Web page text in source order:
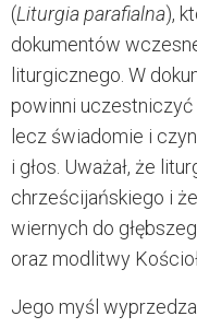
(Liturgia parafialna),
dokumentów
liturgicznego. W
powinni
lecz świadomie i
i głos. Uważał, że
chrześcijańskiego i
wiernych do
oraz modlitwy
Jego myśl